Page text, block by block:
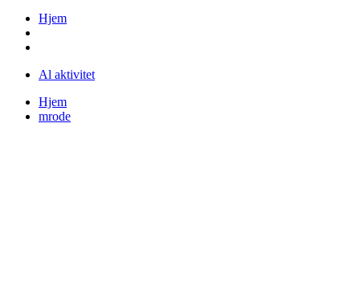
Hjem
Al aktivitet
Hjem
mrode